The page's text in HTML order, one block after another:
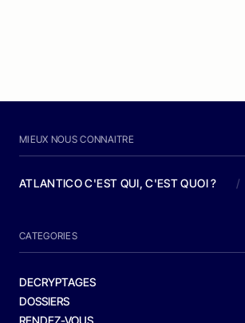
MIEUX NOUS CONNAITRE
ATLANTICO C'EST QUI, C'EST QUOI ? /
CATEGORIES
DECRYPTAGES
DOSSIERS
RENDEZ-VOUS